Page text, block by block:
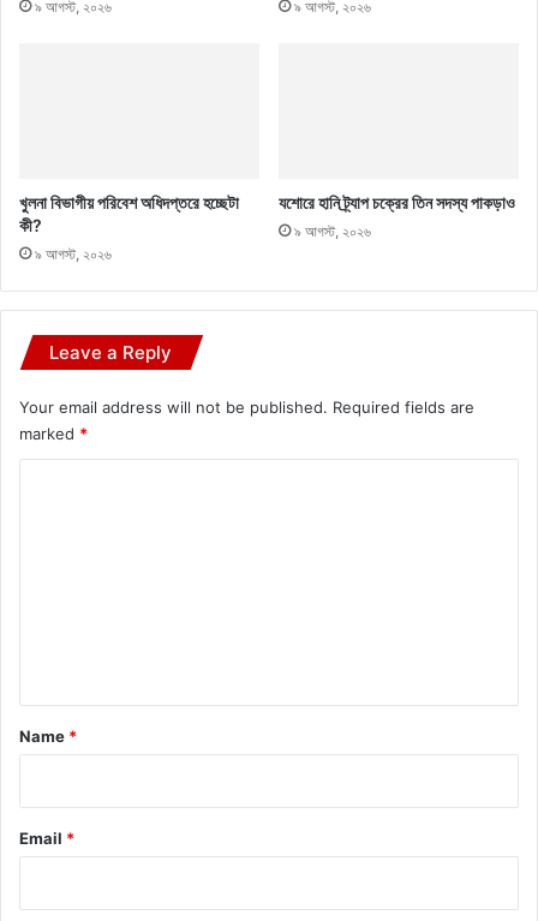
৯ আগস্ট, ২০২৬ ৯ আগস্ট, ২০২৬
খুলনা বিভাগীয় পরিবেশ অধিদপ্তরে হচ্ছেটা
কী?
৯ আগস্ট, ২০২৬
যশোরে হানি ট্র্যাপ চক্রের তিন সদস্য পাকড়াও
৯ আগস্ট, ২০২৬
Leave a Reply
Your email address will not be published. Required fields are
marked *
*
Name *
Email *